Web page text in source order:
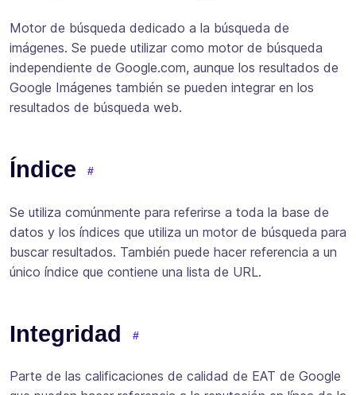
Motor de búsqueda dedicado a la búsqueda de
imágenes. Se puede utilizar como motor de búsqueda
independiente de Google.com, aunque los resultados de
Google Imágenes también se pueden integrar en los
resultados de búsqueda web.
Índice
Se utiliza comúnmente para referirse a toda la base de
datos y los índices que utiliza un motor de búsqueda para
buscar resultados. También puede hacer referencia a un
único índice que contiene una lista de URL.
Integridad
Parte de las calificaciones de calidad de EAT de Google